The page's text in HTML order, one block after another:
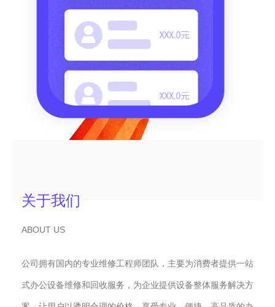
关于我们
ABOUT US
公司拥有国内的专业维修工程师团队，主要为消费者提供一站
式办公设备维修和回收服务，为企业提供设备整体服务解决方